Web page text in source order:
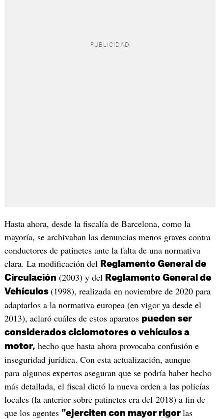
Hasta ahora, desde la fiscalía de Barcelona, como la
mayoría, se archivaban las denuncias menos graves contra
conductores de patinetes ante la falta de una normativa
clara. La modificación del Reglamento General de
Circulación (2003) y del Reglamento General de
Vehículos (1998), realizada en noviembre de 2020 para
adaptarlos a la normativa europea (en vigor ya desde el
2013), aclaró cuáles de estos aparatos pueden ser
considerados ciclomotores o vehículos a
motor, hecho que hasta ahora provocaba confusión e
inseguridad jurídica. Con esta actualización, aunque
para algunos expertos aseguran que se podría haber hecho
más detallada, el fiscal dictó la nueva orden a las policías
locales (la anterior sobre patinetes era del 2018) a fin de
que los agentes "ejerciten con mayor rigor las